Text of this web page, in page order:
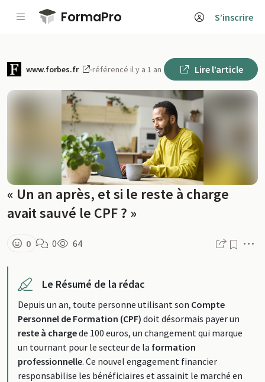
Passer au contenu principal
FormaPro S’inscrire
www.forbes.fr ·référencé il y a 1 an Lire l’article
« Un an après, et si le reste à charge
avait sauvé le CPF ? »
0 0 64
Le Résumé de la rédac
Depuis un an, toute personne utilisant son Compte
Personnel de Formation (CPF) doit désormais payer un
reste à chargede 100 euros, un changement qui marque
un tournant pour le secteur de la formation
professionnelle. Ce nouvel engagement financier
responsabilise les bénéficiaires et assainit le marché en